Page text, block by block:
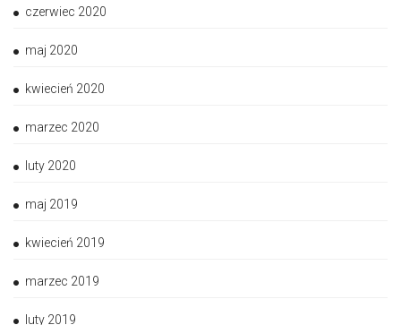
czerwiec 2020
maj 2020
kwiecień 2020
marzec 2020
luty 2020
maj 2019
kwiecień 2019
marzec 2019
luty 2019